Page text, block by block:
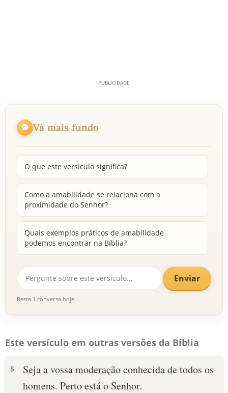
Vá mais fundo
O que este versículo significa?
Como a amabilidade se relaciona com a
proximidade do Senhor?
Quais exemplos práticos de amabilidade
podemos encontrar na Bíblia?
Enviar
Resta 1 conversa hoje
Este versículo em outras versões da Bíblia
5
Seja a vossa moderação conhecida de todos os
homens. Perto está o Senhor.